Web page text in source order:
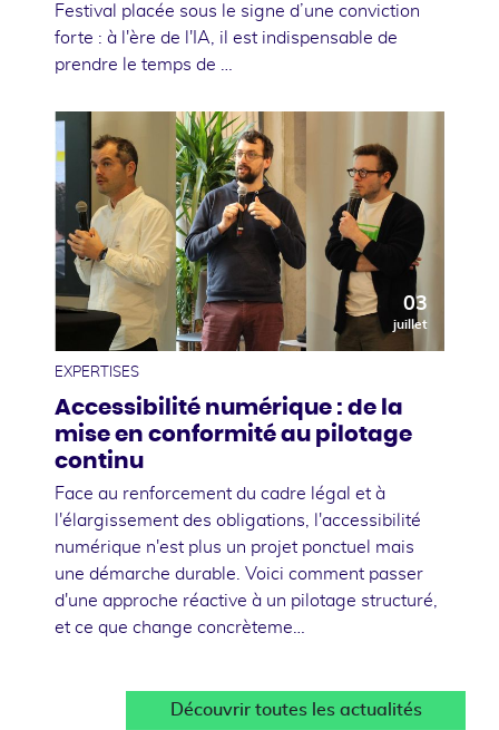
Festival placée sous le signe d’une conviction
forte : à l'ère de l'IA, il est indispensable de
prendre le temps de …
03
juillet
EXPERTISES
Accessibilité numérique : de la
mise en conformité au pilotage
continu
Face au renforcement du cadre légal et à
l'élargissement des obligations, l'accessibilité
numérique n'est plus un projet ponctuel mais
une démarche durable. Voici comment passer
d'une approche réactive à un pilotage structuré,
et ce que change concrèteme…
Découvrir toutes les actualités